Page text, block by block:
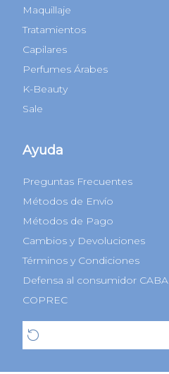
Maquillaje
Tratamientos
Capilares
Perfumes Árabes
K-Beauty
Sale
Ayuda
Preguntas Frecuentes
Métodos de Envío
Métodos de Pago
Cambios y Devoluciones
Términos y Condiciones
Defensa al consumidor CABA
COPREC